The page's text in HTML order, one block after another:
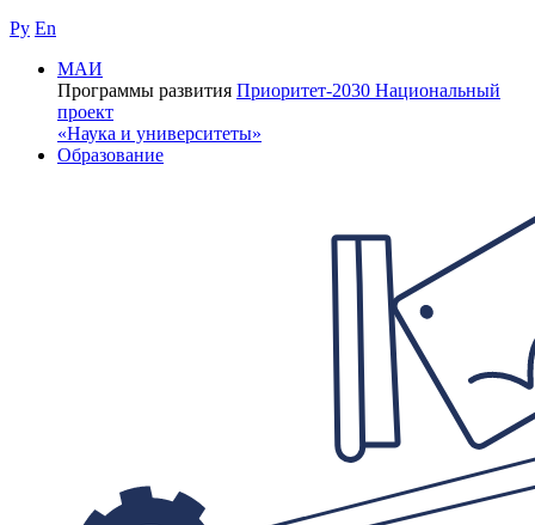
Ру En
МАИ
Программы развития Приоритет-2030 Национальный
проект
«Наука и университеты»
Образование